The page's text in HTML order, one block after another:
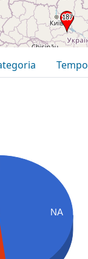
Tempo
NA